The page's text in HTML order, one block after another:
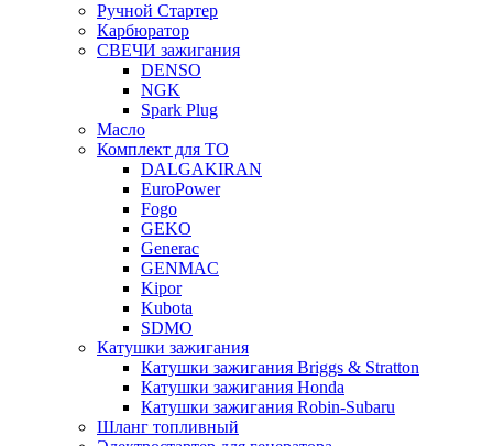
Ручной Стартер
Карбюратор
СВЕЧИ зажигания
DENSO
NGK
Spark Plug
Масло
Комплект для ТО
DALGAKIRAN
EuroPower
Fogo
GEKO
Generac
GENMAC
Kipor
Kubota
SDMO
Катушки зажигания
Катушки зажигания Briggs & Stratton
Катушки зажигания Honda
Катушки зажигания Robin-Subaru
Шланг топливный